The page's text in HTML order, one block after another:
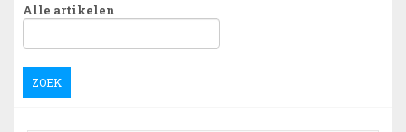
Alle artikelen
ZOEK